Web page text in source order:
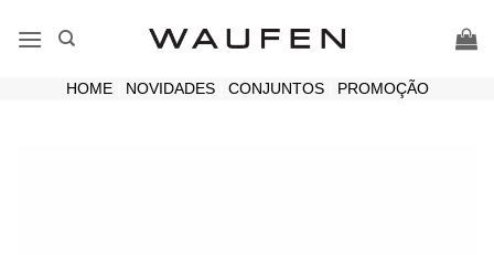
HOME| NOVIDADES| CONJUNTOS| PROMOÇÃO